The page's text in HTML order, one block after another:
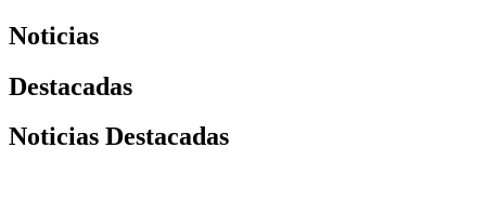
Noticias
Destacadas
Noticias Destacadas